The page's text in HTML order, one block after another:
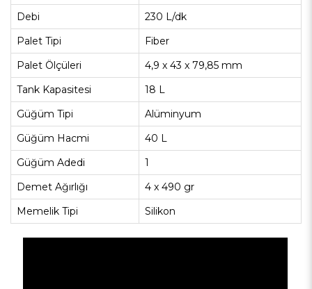
Debi
230 L/dk
Palet Tipi
Fiber
Palet Ölçüleri
4,9 x 43 x 79,85 mm
Tank Kapasitesi
18 L
Güğüm Tipi
Alüminyum
Güğüm Hacmi
40 L
Güğüm Adedi
1
Demet Ağırlığı
4 x 490 gr
Memelik Tipi
Silikon